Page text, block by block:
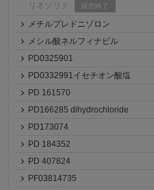
リネゾリド 販売終了
メチルプレドニゾロン
メシル酸ネルフィナビル
PD0325901
PD0332991イセチオン酸塩
PD 161570
PD166285 dihydrochloride
PD173074
PD 184352
PD 407824
PF03814735